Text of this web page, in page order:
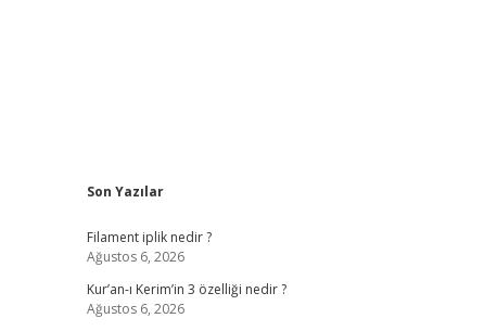
Sidebar
Son Yazılar
Filament iplik nedir ?
Ağustos 6, 2026
Kur’an-ı Kerim’in 3 özelliği nedir ?
Ağustos 6, 2026
vdcasino güncel giriş